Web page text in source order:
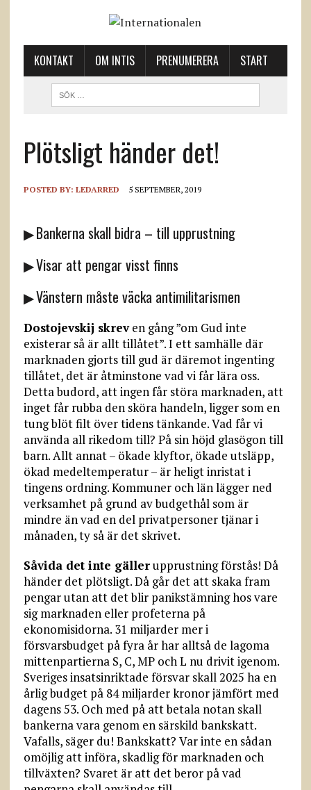
KONTAKT OM INTIS PRENUMERERA START
Plötsligt händer det!
POSTED BY: LEDARRED 5 SEPTEMBER, 2019
▶ Bankerna skall bidra – till upprustning
▶ Visar att pengar visst finns
▶ Vänstern måste väcka antimilitarismen
Dostojevskij skreven gång ”om Gud inte
existerar så är allt tillåtet”. I ett samhälle där
marknaden gjorts till gud är däremot ingenting
tillåtet, det är åtminstone vad vi får lära oss.
Detta budord, att ingen får störa marknaden, att
inget får rubba den sköra handeln, ligger som en
tung blöt filt över tidens tänkande. Vad får vi
använda all rikedom till? På sin höjd glasögon till
barn. Allt annat – ökade klyftor, ökade utsläpp,
ökad medeltemperatur – är heligt inristat i
tingens ordning. Kommuner och län lägger ned
verksamhet på grund av budgethål som är
mindre än vad en del privatpersoner tjänar i
månaden, ty så är det skrivet.
Såvida det inte gällerupprustning förstås! Då
händer det plötsligt. Då går det att skaka fram
pengar utan att det blir panikstämning hos vare
sig marknaden eller profeterna på
ekonomisidorna. 31 miljarder mer i
försvarsbudget på fyra år har alltså de lagoma
mittenpartierna S, C, MP och L nu drivit igenom.
Sveriges insatsinriktade försvar skall 2025 ha en
årlig budget på 84 miljarder kronor jämfört med
dagens 53. Och med på att betala notan skall
bankerna vara genom en särskild bankskatt.
Vafalls, säger du! Bankskatt? Var inte en sådan
omöjlig att införa, skadlig för marknaden och
tillväxten? Svaret är att det beror på vad